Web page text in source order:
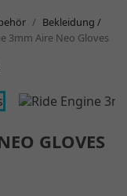
Bekleidung /
3mm Aire Neo Gloves
GLOVES